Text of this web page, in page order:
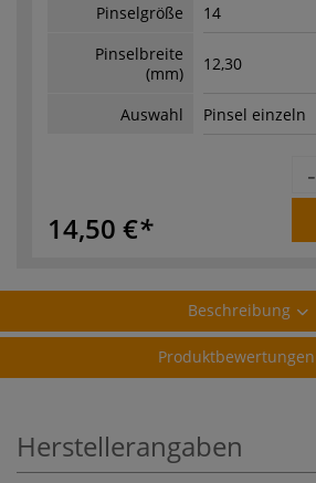
Pinselgröße
14
Pinselbreite
(mm)
12,30
Auswahl Pinsel einzeln
14,50 €
-
Beschreibung
Produktbewertungen
Herstellerangaben